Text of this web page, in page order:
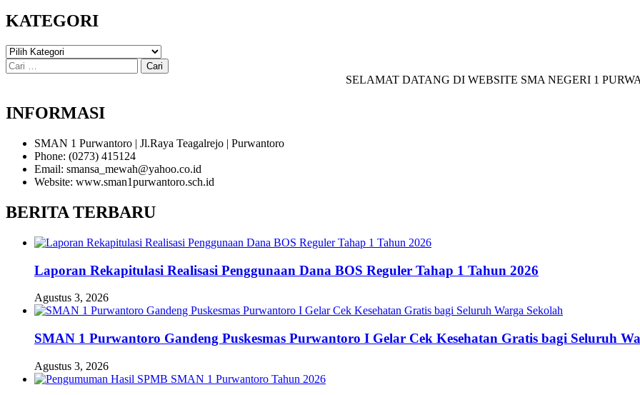
KATEGORI
KATEGORI
Cari
untuk:
SELAMAT DATANG DI WEBSITE SMA NEGERI 1
INFORMASI
SMAN 1 Purwantoro | Jl.Raya Teagalrejo | Purwantoro
Phone: (0273) 415124
Email: smansa_mewah@yahoo.co.id
Website: www.sman1purwantoro.sch.id
BERITA TERBARU
Laporan Rekapitulasi Realisasi Penggunaan Dana BOS Reguler Tahap 1 Tahun 2026
Agustus 3, 2026
SMAN 1 Purwantoro Gandeng Puskesmas Purwantoro I Gelar Cek Kesehatan Gratis bagi Seluruh
Agustus 3, 2026